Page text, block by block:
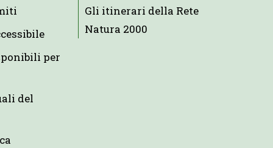
per
del
Gli itinerari della Rete
Natura 2000